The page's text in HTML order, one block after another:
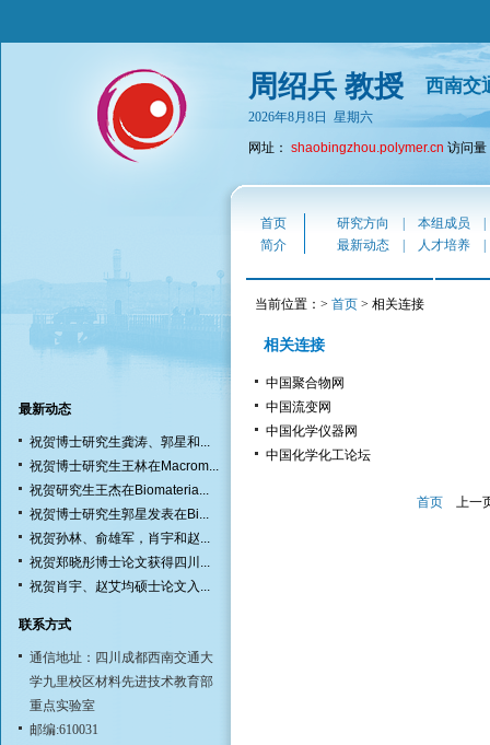
周绍兵 教授 西南交
2026年8月8日 星期六
网址： shaobingzhou.polymer.cn 访问量
最新动态
祝贺博士研究生龚涛、郭星和...
祝贺博士研究生王林在Macrom...
祝贺研究生王杰在Biomateria...
祝贺博士研究生郭星发表在Bi...
祝贺孙林、俞雄军，肖宇和赵...
祝贺郑晓彤博士论文获得四川...
祝贺肖宇、赵艾均硕士论文入...
联系方式
通信地址：四川成都西南交通大
学九里校区材料先进技术教育部
重点实验室
邮编:610031
首页 研究方向 本组成员
简介
最新动态 人才培养
当前位置：> 首页 > 相关连接
相关连接
中国聚合物网
中国流变网
中国化学仪器网
中国化学化工论坛
首页 上一